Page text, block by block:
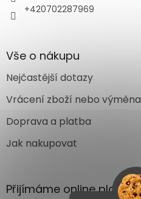
+420702287969
Vše o nákupu
Nejčastější dotazy
Vrácení zboží nebo výměna
Doprava a platba
Jak nakupovat
Přijímáme online platby